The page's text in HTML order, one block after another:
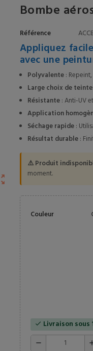
Bombe
Référence
Appliquez
avec une
Polyvalente:
Large choix de
Résistante: Anti-UV
Application
Séchage rapide:
Résultat durable:
⚠️ Produit
moment.
Couleur
check Livraison sous
remove